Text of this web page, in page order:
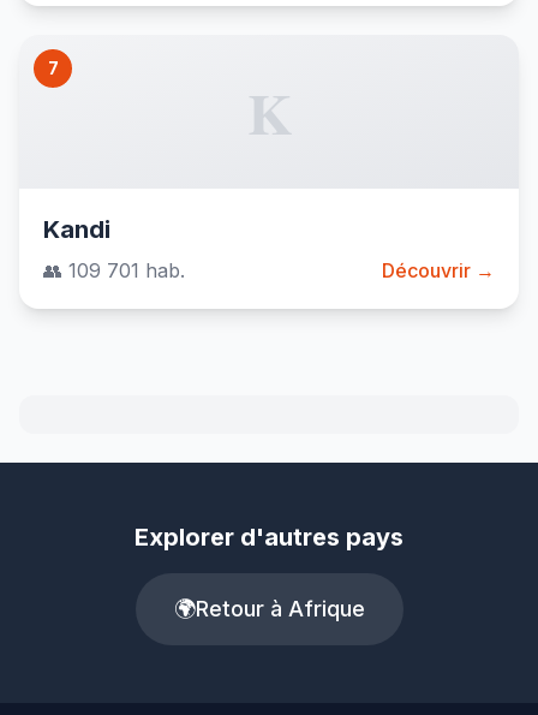
7
K
Kandi
👥 109 701 hab. Découvrir →
Explorer d'autres pays
🌍Retour à Afrique